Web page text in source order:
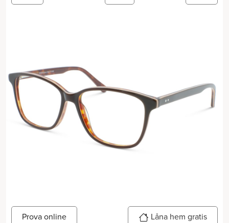
Prova online Låna hem gratis